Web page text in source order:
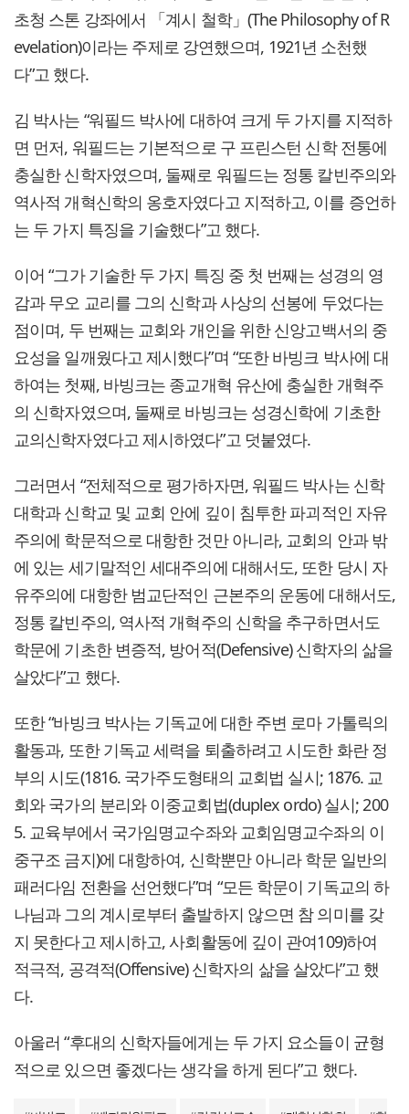
초청 스톤 강좌에서 「계시 철학」(The Philosophy of R
evelation)이라는 주제로 강연했으며, 1921년 소천했
다”고 했다.
김 박사는 “워필드 박사에 대하여 크게 두 가지를 지적하
면 먼저, 워필드는 기본적으로 구 프린스턴 신학 전통에
충실한 신학자였으며, 둘째로 워필드는 정통 칼빈주의와
역사적 개혁신학의 옹호자였다고 지적하고, 이를 증언하
는 두 가지 특징을 기술했다”고 했다.
이어 “그가 기술한 두 가지 특징 중 첫 번째는 성경의 영
감과 무오 교리를 그의 신학과 사상의 선봉에 두었다는
점이며, 두 번째는 교회와 개인을 위한 신앙고백서의 중
요성을 일깨웠다고 제시했다”며 “또한 바빙크 박사에 대
하여는 첫째, 바빙크는 종교개혁 유산에 충실한 개혁주
의 신학자였으며, 둘째로 바빙크는 성경신학에 기초한
교의신학자였다고 제시하였다”고 덧붙였다.
그러면서 “전체적으로 평가하자면, 워필드 박사는 신학
대학과 신학교 및 교회 안에 깊이 침투한 파괴적인 자유
주의에 학문적으로 대항한 것만 아니라, 교회의 안과 밖
에 있는 세기말적인 세대주의에 대해서도, 또한 당시 자
유주의에 대항한 범교단적인 근본주의 운동에 대해서도,
정통 칼빈주의, 역사적 개혁주의 신학을 추구하면서도
학문에 기초한 변증적, 방어적(Defensive) 신학자의 삶을
살았다”고 했다.
또한 “바빙크 박사는 기독교에 대한 주변 로마 가톨릭의
활동과, 또한 기독교 세력을 퇴출하려고 시도한 화란 정
부의 시도(1816. 국가주도형태의 교회법 실시; 1876. 교
회와 국가의 분리와 이중교회법(duplex ordo) 실시; 200
5. 교육부에서 국가임명교수좌와 교회임명교수좌의 이
중구조 금지)에 대항하여, 신학뿐만 아니라 학문 일반의
패러다임 전환을 선언했다”며 “모든 학문이 기독교의 하
나님과 그의 계시로부터 출발하지 않으면 참 의미를 갖
지 못한다고 제시하고, 사회활동에 깊이 관여109)하여
적극적, 공격적(Offensive) 신학자의 삶을 살았다”고 했
다.
아울러 “후대의 신학자들에게는 두 가지 요소들이 균형
적으로 있으면 좋겠다는 생각을 하게 된다”고 했다.